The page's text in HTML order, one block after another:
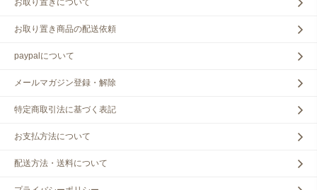
お取り置きについて
お取り置き商品の配送依頼
paypalについて
メールマガジン登録・解除
特定商取引法に基づく表記
お支払方法について
配送方法・送料について